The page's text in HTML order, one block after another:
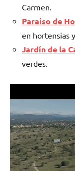
Carmen.
Paraíso de
en hortensias
Jardín de la
verdes.
vídeo